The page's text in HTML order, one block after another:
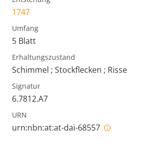
1747
Umfang
5 Blatt
Erhaltungszustand
Schimmel ; Stockflecken ; Risse
Signatur
6.7812.A7
URN
urn:nbn:at:at-dai-68557